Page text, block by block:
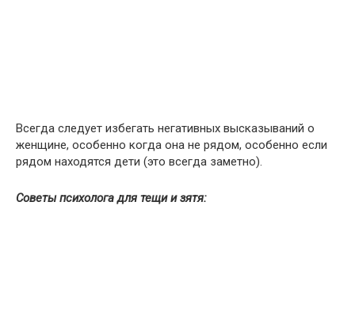
Всегда следует избегать негативных высказываний о
женщине, особенно когда она не рядом, особенно если
рядом находятся дети (это всегда заметно).
Советы психолога для тещи и зятя: